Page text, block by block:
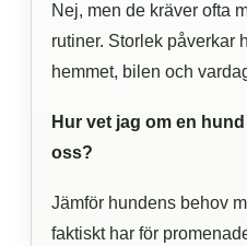
Nej, men de kräver ofta
rutiner. Storlek påverkar
hemmet, bilen och
Hur vet jag om en
oss?
Jämför hundens behov
faktiskt har för